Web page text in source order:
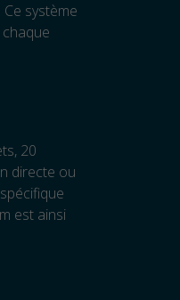
système
20
directe ou
est ainsi